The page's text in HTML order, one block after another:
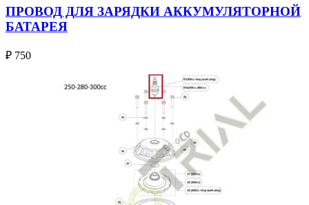
ПРОВОД ДЛЯ ЗАРЯДКИ АККУМУЛЯТОРНОЙ
БАТАРЕЯ
₽ 750